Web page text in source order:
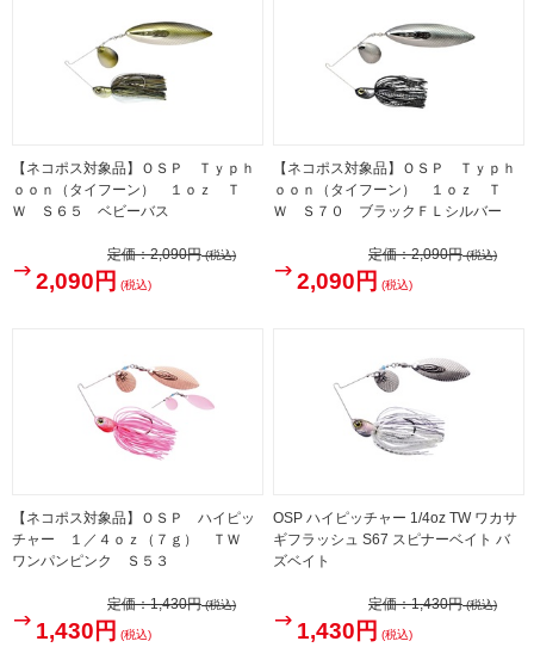
【ネコポス対象品】ＯＳＰ Ｔｙｐｈ
ｏｏｎ（タイフーン） １ｏｚ Ｔ
Ｗ Ｓ６５ ベビーバス
定価：2,090円(税込)
2,090円 (税込)
【ネコポス対象品】ＯＳＰ Ｔｙｐｈ
ｏｏｎ（タイフーン） １ｏｚ Ｔ
Ｗ Ｓ７０ ブラックＦＬシルバー
定価：2,090円(税込)
2,090円 (税込)
【ネコポス対象品】ＯＳＰ ハイピッ
チャー １／４ｏｚ（７ｇ） ＴＷ
ワンパンピンク Ｓ５３
定価：1,430円(税込)
1,430円 (税込)
OSP ハイピッチャー 1/4oz TW ワカサ
ギフラッシュ S67 スピナーベイト バ
ズベイト
定価：1,430円(税込)
1,430円 (税込)